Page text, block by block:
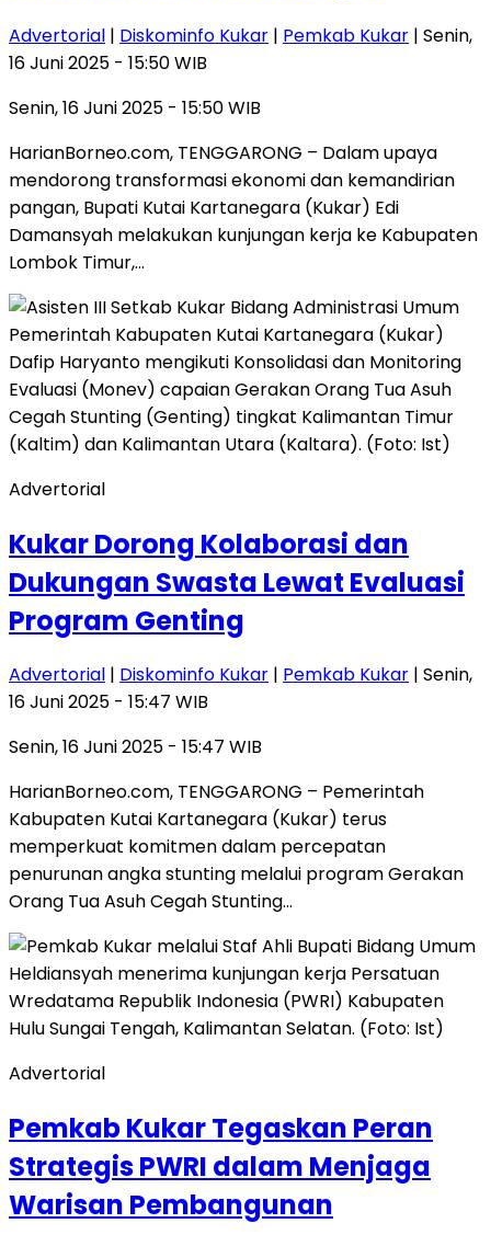
Advertorial | Diskominfo Kukar | Pemkab Kukar | Senin,
16 Juni 2025 - 15:50 WIB
Senin, 16 Juni 2025 - 15:50 WIB
HarianBorneo.com, TENGGARONG – Dalam upaya
mendorong transformasi ekonomi dan kemandirian
pangan, Bupati Kutai Kartanegara (Kukar) Edi
Damansyah melakukan kunjungan kerja ke Kabupaten
Lombok Timur,…
Advertorial
Kukar Dorong Kolaborasi dan
Dukungan Swasta Lewat Evaluasi
Program Genting
Advertorial | Diskominfo Kukar | Pemkab Kukar | Senin,
16 Juni 2025 - 15:47 WIB
Senin, 16 Juni 2025 - 15:47 WIB
HarianBorneo.com, TENGGARONG – Pemerintah
Kabupaten Kutai Kartanegara (Kukar) terus
memperkuat komitmen dalam percepatan
penurunan angka stunting melalui program Gerakan
Orang Tua Asuh Cegah Stunting…
Advertorial
Pemkab Kukar Tegaskan Peran
Strategis PWRI dalam Menjaga
Warisan Pembangunan